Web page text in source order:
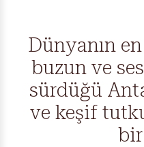
Dünyanın
buzun ve
sürdüğü
ve keşif